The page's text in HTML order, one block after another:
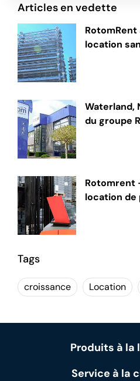
Articles en vedette
location
Waterland,
du groupe
Rotomrent
location de
Tags
croissance Location
Produits à la
Service à la